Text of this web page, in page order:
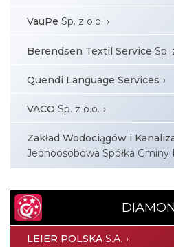
VauPe Sp. z o.o.
Berendsen Textil Service Sp.
Quendi Language Services
VACO Sp. z o.o.
Zakład Wodociągów i
Jednoosobowa Spółka Gminy
LEIER POLSKA S.A.